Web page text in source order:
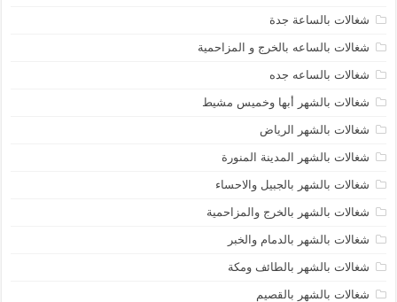
شغالات بالساعة جدة
شغالات بالساعه بالخرج و المزاحمية
شغالات بالساعه جده
شغالات بالشهر أبها وخميس مشيط
شغالات بالشهر الرياض
شغالات بالشهر المدينة المنورة
شغالات بالشهر بالجبيل والاحساء
شغالات بالشهر بالخرج والمزاحمية
شغالات بالشهر بالدمام والخبر
شغالات بالشهر بالطائف ومكة
شغالات بالشهر بالقصيم